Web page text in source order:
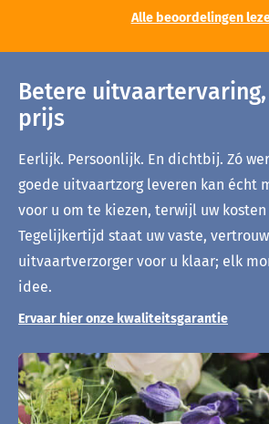
Alle beoordelingen
Betere
prijs
Eerlijk. Persoonlijk. En dichtbij. Zó
goede uitvaartzorg leveren kan écht
voor u om te kiezen, terwijl uw
Tegelijkertijd staat uw vaste,
uitvaartverzorger voor u klaar; elk
idee.
Ervaar hier onze kwaliteitsgarantie